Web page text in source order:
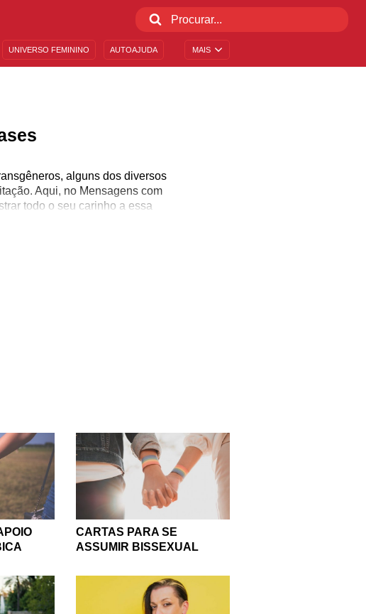
MAIS
UNIVERSO FEMININO AUTOAJUDA
alguns dos diversos
Aqui, no Mensagens com
todo o seu carinho a essa
aceitar. Porque, no final das
todas as diferenças!
CARTAS PARA SE
ASSUMIR BISSEXUAL